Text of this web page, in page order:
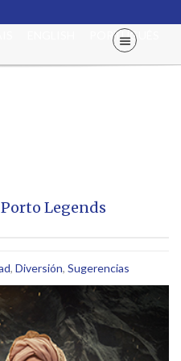
PORTUGUÊS
Legends
, Diversión, Sugerencias